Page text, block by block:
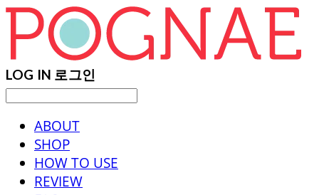
LOG IN 로그인
ABOUT
SHOP
HOW TO USE
REVIEW